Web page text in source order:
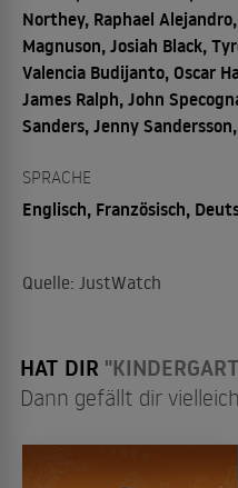
Northey, Raphael
Magnuson, Josiah Black,
Valencia Budijanto, Oscar
James Ralph, John
Sanders, Jenny
SPRACHE
Englisch, Französisch,
Quelle: JustWatch
HAT DIR
Dann gefällt dir